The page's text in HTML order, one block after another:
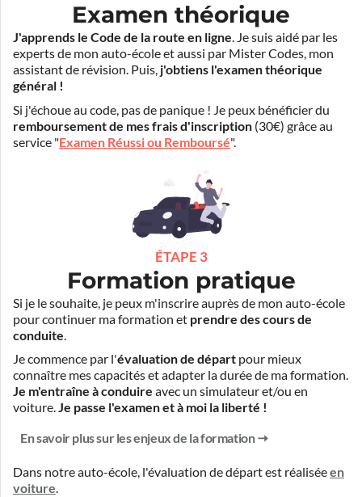
Examen théorique
J'apprends le Code de la route en ligne. Je suis aidé par les
experts de mon auto-école et aussi par Mister Codes, mon
assistant de révision. Puis, j'obtiens l'examen théorique
général !
Si j'échoue au code, pas de panique ! Je peux bénéficier du
remboursement de mes frais d'inscription (30€) grâce au
service "Examen Réussi ou Remboursé".
ÉTAPE 3
Formation pratique
Si je le souhaite, je peux m'inscrire auprès de mon auto-école
pour continuer ma formation et prendre des cours de
conduite.
Je commence par l'évaluation de départ pour mieux
connaître mes capacités et adapter la durée de ma formation.
Je m'entraîne à conduire avec un simulateur et/ou en
voiture.Je passe l'examen et à moi la liberté !
En savoir plus sur les enjeux de la formation
Dans notre auto-école, l'évaluation de départ est réaliséeen
voiture.